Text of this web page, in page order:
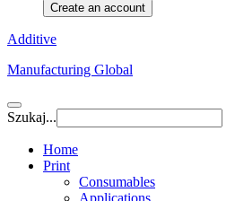
Create an account
Additive
Manufacturing Global
Szukaj...
Home
Print
Consumables
Applications